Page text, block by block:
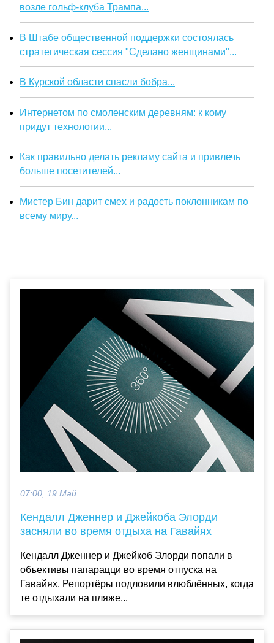
возле гольф-клуба Трампа...
В Штабе общественной поддержки состоялась
стратегическая сессия "Сделано женщинами"...
В Курской области спасли бобра...
Интернетом по смоленским деревням: к кому
придут технологии...
Как правильно делать рекламу сайта и привлечь
больше посетителей...
Мистер Бин дарит смех и радость поклонникам по
всему миру...
07:00, 19 Май
Кендалл Дженнер и Джейкоба Элорди
засняли во время отдыха на Гавайях
Кендалл Дженнер и Джейкоб Элорди попали в
объективы папарацци во время отпуска на
Гавайях. Репортёры подловили влюблённых, когда
те отдыхали на пляже...